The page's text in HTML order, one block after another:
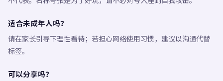
适合未成年人吗？
请在家长引导下理性看待；若担心网络使用习惯，建议以沟通代替
标签。
可以分享吗？